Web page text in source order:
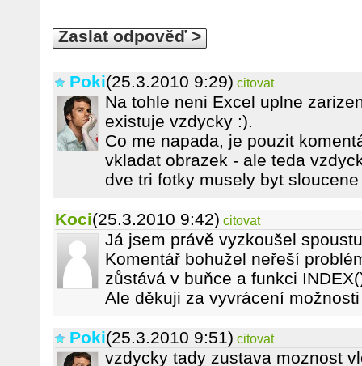
Zaslat odpověď >
Poki(25.3.2010 9:29) citovat
Na tohle neni Excel uplne
existuje vzdycky :).
Co me napada, je pouzit
vkladat obrazek - ale teda
dve tri fotky musely byt
Koci(25.3.2010 9:42) citovat
Já jsem právě vyzkoušel
Komentář bohužel neřeší
zůstává v buňce a funkci
Ale děkuji za vyvrácení
Poki(25.3.2010 9:51) citovat
vzdycky tady zustava moznost